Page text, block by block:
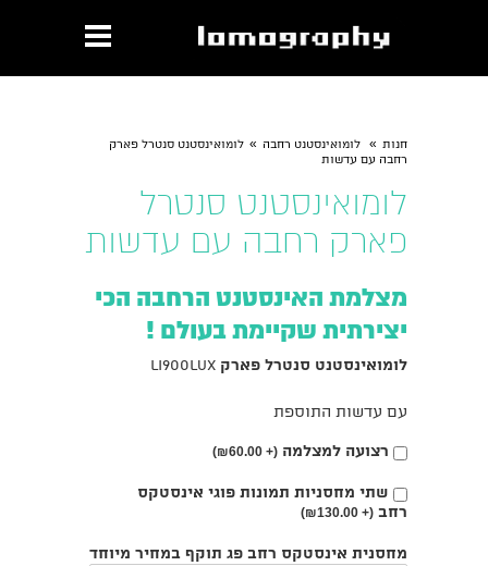
חנות » לומואינסטנט רחבה » לומואינסטנט סנטרל פארק
רחבה עם עדשות
לומואינסטנט סנטרל
פארק רחבה עם עדשות
מצלמת האינסטנט הרחבה הכי
יצירתית שקיימת בעולם !
לומואינסטנט סנטרל פארק li900lux
עם עדשות התוספת
בחירת
רצועה למצלמה (+
₪60.00)
בחירת
אפשרות
שתי מחסניות תמונות פוגי אינסטקס
רחב (+
₪130.00)
מחסנית אינסטקס רחב פג תוקף במחיר מיוחד